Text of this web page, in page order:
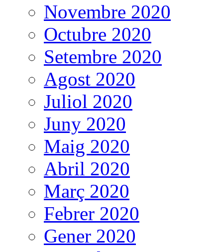
Novembre 2020
Octubre 2020
Setembre 2020
Agost 2020
Juliol 2020
Juny 2020
Maig 2020
Abril 2020
Març 2020
Febrer 2020
Gener 2020